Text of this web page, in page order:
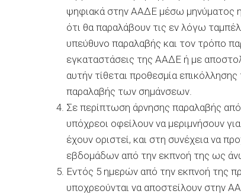
ψηφιακά στην ΑΑΔΕ μέσω μηνύματος
ότι θα παραλάβουν τις εν λόγω
υπεύθυνο παραλαβής και τον τρόπο
εγκαταστάσεις της ΑΑΔΕ ή με
αυτήν τίθεται προθεσμία
παραλαβής των σημάνσεων.
Σε περίπτωση άρνησης παραλαβής
υπόχρεοι οφείλουν να μεριμνήσουν
έχουν οριστεί, και στη συνέχεια να
εβδομάδων από την εκπνοή της ως
Εντός 5 ημερών από την εκπνοή της
υποχρεούνται να αποστείλουν στην